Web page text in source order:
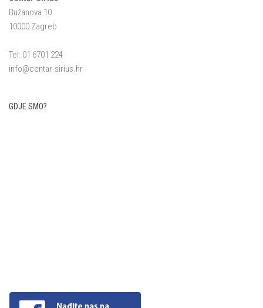
Bužanova 10
10000 Zagreb
Tel: 01 6701 224
info@centar-sirius.hr
GDJE SMO?